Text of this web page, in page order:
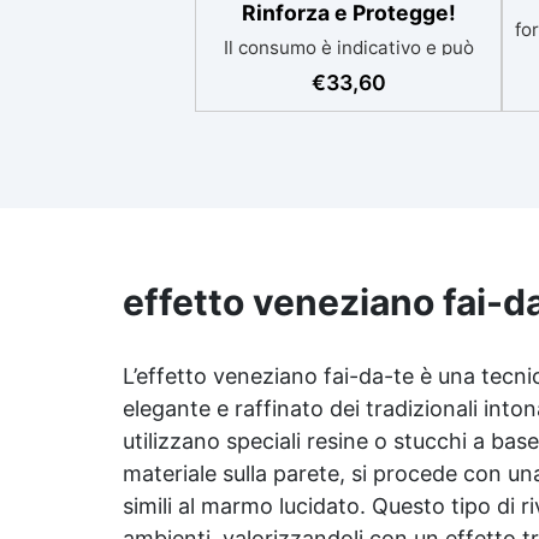
Rinforza e Protegge!
Il consumo è indicativo e può
variare in base al grado di
assorbimento della
almeno due mani. ✅ Resina
pavimenti in cemento e
calcestruzzo ✅ Penetrazione
profonda grazie alla bassa
viscosità, aumentando
resistenza meccanica e chimica
✅ Finitura lucida che ravviva il
colore, protegge dall'umidità,
€33,60
effetto veneziano fai-
L’effetto veneziano fai-da-te è una
elegante e raffinato dei tradizionali
utilizzano speciali resine o stucchi a
materiale sulla parete, si procede con
simili al marmo lucidato. Questo tipo di